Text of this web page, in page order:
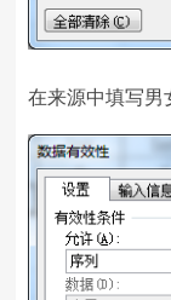
在来源中填写男